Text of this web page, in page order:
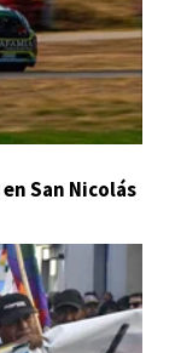
San Nicolás